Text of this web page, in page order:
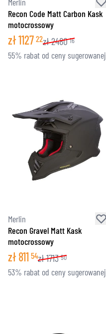
Recon Code Matt Carbon Kask
motocrossowy
zł1127 22zł2480 16
55% rabat od ceny sugerowanej
Merlin
Recon Gravel Matt Kask
motocrossowy
zł811 54zł1713 50
53% rabat od ceny sugerowanej